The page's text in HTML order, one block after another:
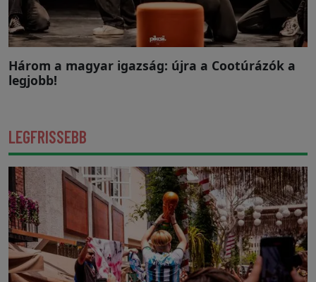
Három a magyar igazság: újra a Cootúrázók a
legjobb!
LEGFRISSEBB